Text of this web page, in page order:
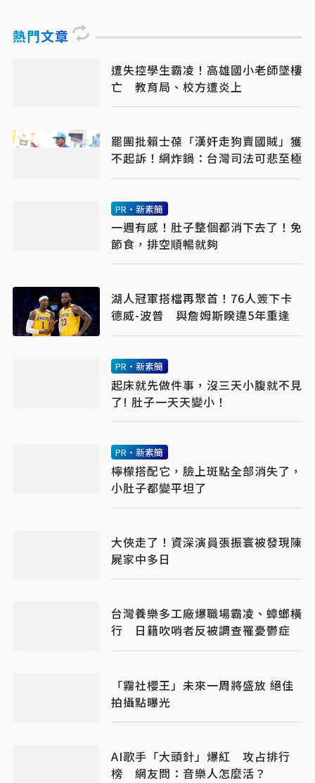
熱門文章
遭失控學生霸凌！高雄國小老師墜樓
亡 教育局、校方遭炎上
罷團批賴士葆「漢奸走狗賣國賊」獲
不起訴！網炸鍋：台灣司法可悲至極
PR・新素簡
一週有感！肚子整個都消下去了！免
節食，排空順暢就夠
湖人冠軍搭檔再聚首！76人簽下卡
德威-波普 與詹姆斯睽違5年重逢
PR・新素簡
起床就先做件事，沒三天小腹就不見
了! 肚子一天天變小！
PR・新素簡
檸檬搭配它，臉上斑點全部消失了，
小肚子都變平坦了
大俠走了！資深演員張振寰被發現陳
屍家中多日
台灣養樂多工廠爆職場霸凌、蟑螂橫
行 日籍吹哨者反被調查罹憂鬱症
「霧社櫻王」未來一周將盛放 絕佳
拍攝點曝光
AI歌手「大頭針」爆紅 攻占排行
榜 網友問：音樂人怎麼活？